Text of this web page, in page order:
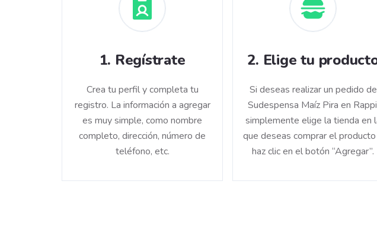
1. Regístrate
Crea tu perfil y completa tu
registro. La información a agregar
es muy simple, como nombre
completo, dirección, número de
teléfono, etc.
2. Elige tu
Si deseas realizar un pedido de
Sudespensa Maíz Pira en
simplemente elige la tienda en
que deseas comprar el
haz clic en el botón “Agregar”.